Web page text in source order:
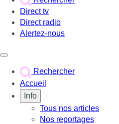
Direct tv
Direct radio
Alertez-nous
Rechercher
Accueil
Info
Tous nos articles
Nos reportages